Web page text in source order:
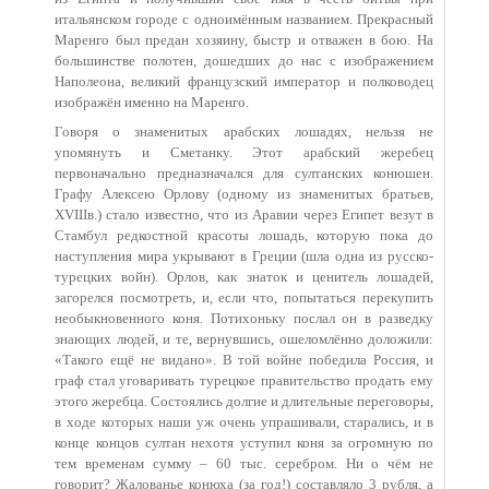
итальянском городе с одноимённым названием. Прекрасный
Маренго был предан хозяину, быстр и отважен в бою. На
большинстве полотен, дошедших до нас с изображением
Наполеона, великий французский император и полководец
изображён именно на Маренго.
Говоря о знаменитых арабских лошадях, нельзя не
упомянуть и Сметанку. Этот арабский жеребец
первоначально предназначался для султанских конюшен.
Графу Алексею Орлову (одному из знаменитых братьев,
XVIIIв.) стало известно, что из Аравии через Египет везут в
Стамбул редкостной красоты лошадь, которую пока до
наступления мира укрывают в Греции (шла одна из русско-
турецких войн). Орлов, как знаток и ценитель лошадей,
загорелся посмотреть, и, если что, попытаться перекупить
необыкновенного коня. Потихоньку послал он в разведку
знающих людей, и те, вернувшись, ошеломлённо доложили:
«Такого ещё не видано». В той войне победила Россия, и
граф стал уговаривать турецкое правительство продать ему
этого жеребца. Состоялись долгие и длительные переговоры,
в ходе которых наши уж очень упрашивали, старались, и в
конце концов султан нехотя уступил коня за огромную по
тем временам сумму – 60 тыс. серебром. Ни о чём не
говорит? Жалованье конюха (за год!) составляло 3 рубля, а